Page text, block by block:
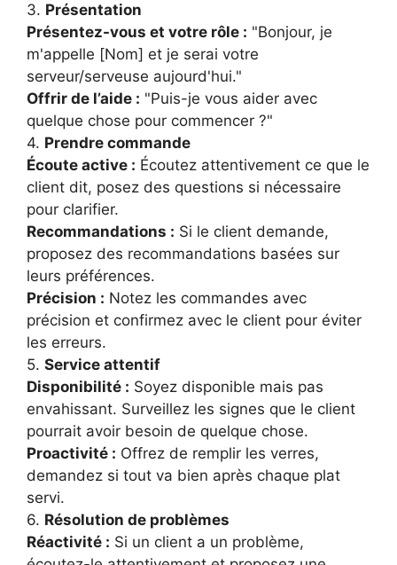
3. Présentation
Présentez-vous et votre rôle : "Bonjour, je
m'appelle [Nom] et je serai votre
serveur/serveuse aujourd'hui."
Offrir de l’aide : "Puis-je vous aider avec
quelque chose pour commencer ?"
4. Prendre commande
Écoute active : Écoutez attentivement ce que le
client dit, posez des questions si nécessaire
pour clarifier.
Recommandations : Si le client demande,
proposez des recommandations basées sur
leurs préférences.
Précision : Notez les commandes avec
précision et confirmez avec le client pour éviter
les erreurs.
5. Service attentif
Disponibilité : Soyez disponible mais pas
envahissant. Surveillez les signes que le client
pourrait avoir besoin de quelque chose.
Proactivité : Offrez de remplir les verres,
demandez si tout va bien après chaque plat
servi.
6. Résolution de problèmes
Réactivité : Si un client a un problème,